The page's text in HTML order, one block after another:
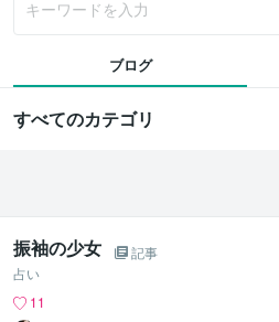
ブログ
すべてのカテゴリ
振袖の少女
記事
占い
11